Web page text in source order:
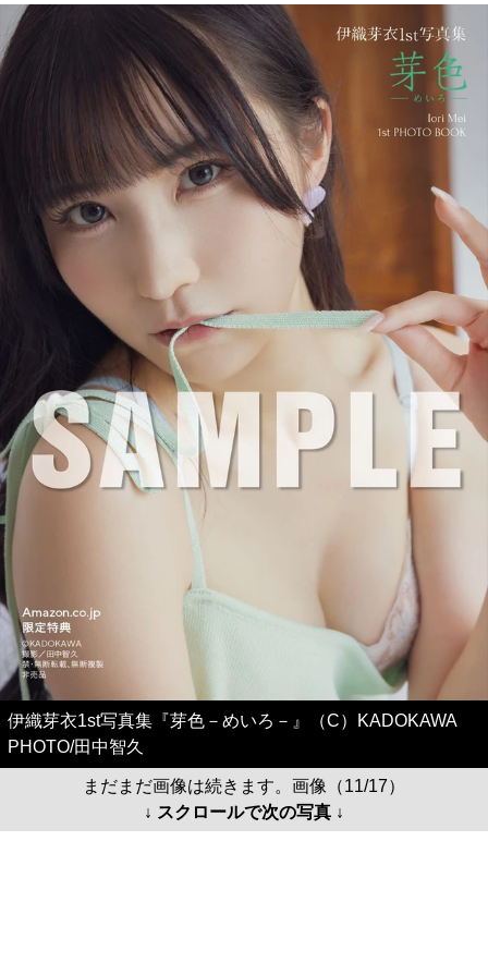
伊織芽衣1st写真集『芽色－めいろ－』（C）KADOKAWA
PHOTO/田中智久
まだまだ画像は続きます。画像（11/17）
↓ スクロールで次の写真 ↓